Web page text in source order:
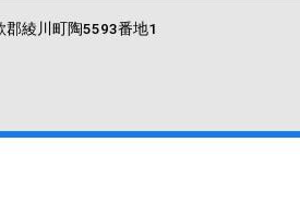
綾川町陶5593番地1